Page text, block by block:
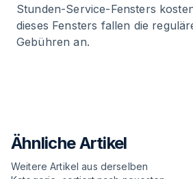
Stunden-Service-Fensters
dieses Fensters fallen die
Gebühren an.
Ähnliche Artikel
Weitere Artikel aus derselben